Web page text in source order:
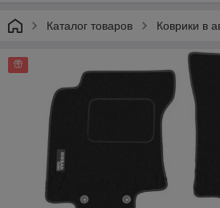
Каталог товаров Коврики в